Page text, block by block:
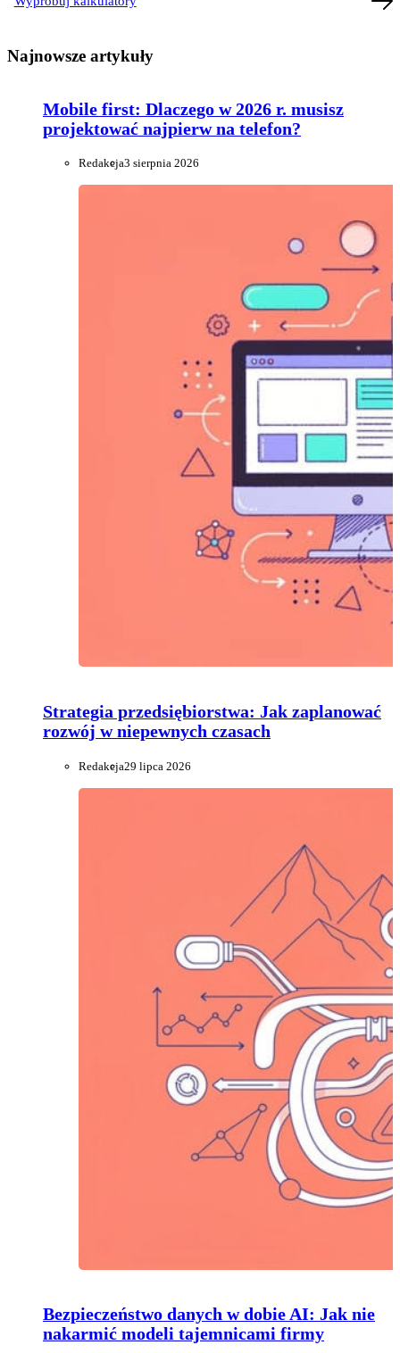
Najnowsze artykuły
Mobile first: Dlaczego w 2026 r. musisz
projektować najpierw na telefon?
Redakcja3 sierpnia 2026
Strategia przedsiębiorstwa: Jak zaplanować
rozwój w niepewnych czasach
Redakcja29 lipca 2026
Bezpieczeństwo danych w dobie AI: Jak nie
nakarmić modeli tajemnicami firmy